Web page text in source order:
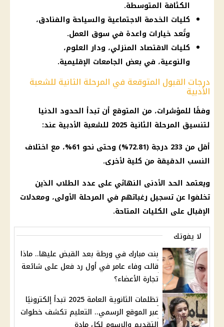
الكثافة المتوسطة.
كليات الخدمة الاجتماعية والسياحة والفنادق،
وتُعد خيارات واعدة في سوق العمل.
كليات الاقتصاد المنزلي، ودار العلوم،
والنوعية، في بعض الجامعات الإقليمية.
درجات القبول المتوقعة في المرحلة الثانية للشعبة
الأدبية
وفقًا للمؤشرات، من المتوقع أن تبدأ الحدود الدنيا
لتنسيق المرحلة الثانية 2025 للشعبة الأدبية عند:
أقل من 233 درجة (72.81%) وحتى نحو 61%، مع اختلاف
النسب الدقيقة من كلية لأخرى.
ويعتمد الحد الأدنى النهائي على عدد الطلاب الذين
تخلفوا عن تسجيل رغباتهم في المرحلة الأولى، ومعدلات
الإقبال على الكليات المتاحة.
لا يفوتك
بنت مبارك في ورطة بعد القبض عليها.. ماذا
قالت وفاء عامر في أول رد فعل على شائعة
تجارة الأعضاء؟
تظلمات الثانوية العامة 2025 تبدأ إلكترونيًا
عبر الموقع الرسمي.. التعليم تكشف خطوات